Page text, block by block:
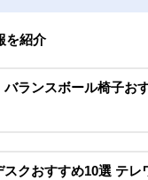
を紹介
バランスボール椅子
スクおすすめ10選 テ